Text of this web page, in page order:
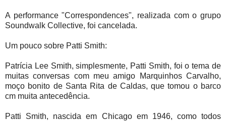
A performance "Correspondences", realizada com o grupo
Soundwalk Collective, foi cancelada.
Um pouco sobre Patti Smith:
Patrícia Lee Smith, simplesmente, Patti Smith, foi o tema de
muitas conversas com meu amigo Marquinhos Carvalho,
moço bonito de Santa Rita de Caldas, que tomou o barco
cm muita antecedência.
Patti Smith, nascida em Chicago em 1946, como todos